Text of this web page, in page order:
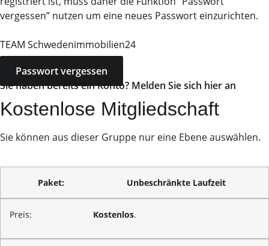
vergessen” nutzen um eine neues Passwort einzurichten.
TEAM Schwedenimmobilien24
Passwort vergessen
Sie haben bereits ein Konto? Melden Sie sich hier an
Kostenlose Mitgliedschaft
Sie können aus dieser Gruppe nur eine Ebene auswählen.
Unbeschränkte Laufzeit
Kostenlos.